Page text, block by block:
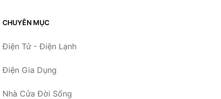
CHUYÊN MỤC
Điện Tử - Điện Lạnh
Điện Gia Dụng
Nhà Cửa Đời Sống